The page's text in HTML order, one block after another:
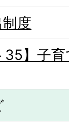
度
】子